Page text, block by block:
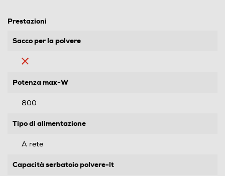
Prestazioni
Sacco per la polvere
Potenza max-W
800
Tipo di alimentazione
A rete
Capacità serbatoio polvere-lt